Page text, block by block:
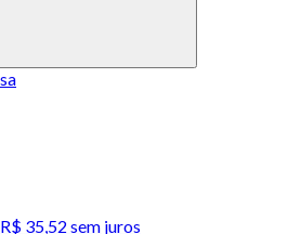
R$ 35,52 sem juros